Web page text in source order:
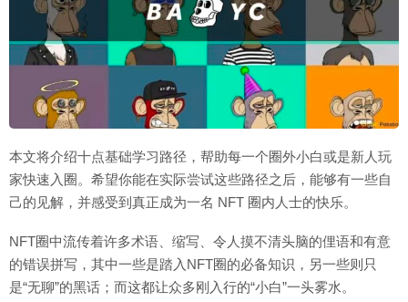
本文将介绍十点基础学习路径，帮助每一个圈外小白或是新人玩
家快速入圈。希望你能在实际尝试这些路径之后，能够有一些自
己的见解，并感受到真正成为一名 NFT 圈内人士的快乐。
NFT圈中流传着许多术语、缩写、令人摸不清头脑的俚语和有意
的错误拼写，其中一些是踏入NFT圈的必备知识，另一些则只
是“无聊”的黑话；而这都让众多刚入行的“小白”一头雾水。